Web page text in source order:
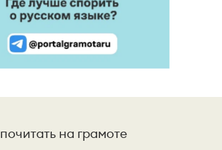
почитать на грамоте